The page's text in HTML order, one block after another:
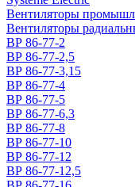
Вентиляторы
Вентиляторы
ВР 86-77-2
ВР 86-77-2,5
ВР 86-77-3,15
ВР 86-77-4
ВР 86-77-5
ВР 86-77-6,3
ВР 86-77-8
ВР 86-77-10
ВР 86-77-12
ВР 86-77-12,5